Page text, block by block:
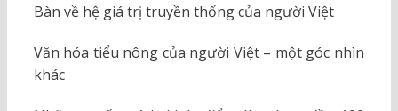
Bàn về hệ giá trị truyền thống của người Việt
Văn hóa tiểu nông của người Việt – một góc nhìn
khác